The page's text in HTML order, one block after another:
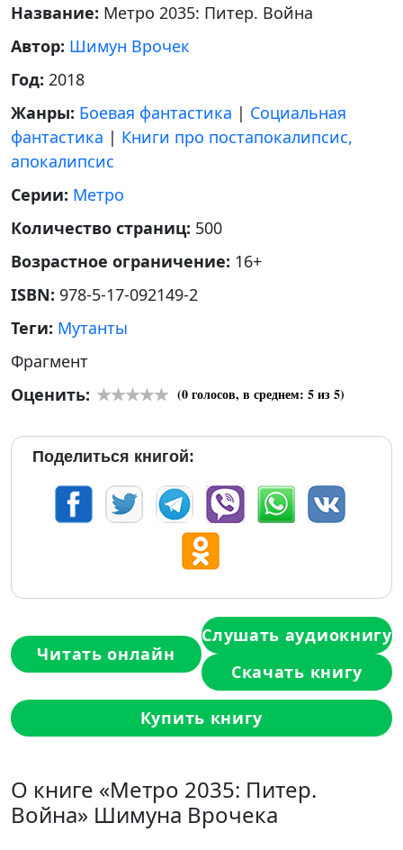
Название: Метро 2035: Питер. Война
Автор: Шимун Врочек
Год: 2018
Жанры: Боевая фантастика | Социальная
фантастика | Книги про постапокалипсис,
апокалипсис
Серии: Метро
Количество страниц: 500
Возрастное ограничение: 16+
ISBN: 978-5-17-092149-2
Теги: Мутанты
Фрагмент
Оценить:
(0голосов, в среднем: 5из 5)
Поделиться книгой:
Читать онлайн
Слушать аудиокнигу
Скачать книгу
Купить книгу
О книге «Метро 2035: Питер.
Война» Шимуна Врочека